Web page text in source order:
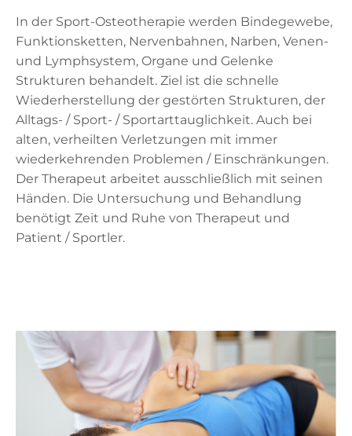
In der Sport-Osteotherapie werden Bindegewebe,
Funktionsketten, Nervenbahnen, Narben, Venen-
und Lymphsystem, Organe und Gelenke
Strukturen behandelt. Ziel ist die schnelle
Wiederherstellung der gestörten Strukturen, der
Alltags- / Sport- / Sportarttauglichkeit. Auch bei
alten, verheilten Verletzungen mit immer
wiederkehrenden Problemen / Einschränkungen.
Der Therapeut arbeitet ausschließlich mit seinen
Händen. Die Untersuchung und Behandlung
benötigt Zeit und Ruhe von Therapeut und
Patient / Sportler.